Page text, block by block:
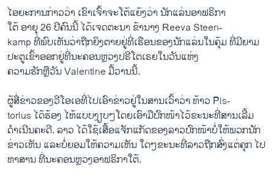
ໄອຍະການກ່າວວ່າ ເຂົາເຈົ້າຈະໂຕ້ແຍ້ງວ່າ ນັກແລ່ນອາຟຣິກາ
ໃຕ້ ອາຍຸ 26 ປີຄົນນີ້ ໄດ້ເຈດຕະນາ ຂ້ານາງ Reeva Steen-
kamp ທີ່ພົບເຫັນວ່າຖືກຍິງຕາຍຢູ່ທີ່ເຮືອນຂອງນັກແລ່ນໃນຄຸ້ມ ທີ່ມີຍາມ
ປະຕູເຂົ້າອອກຢູ່ທີ່ນະຄອນຫຼວງປຣີໂຕເຣຍໃນວັນແຫ່ງ
ຄວາມຮັກຫຼືວັນ Valentine ມື້ວານນີ້.
ຜູ້ສື່ຂ່າວຂອງວີໂອເອທີ່ໄປເອົາຂ່າວຢູ່ໃນສານເວົ້າວ່າ ທ້າວ Pis-
torius ໄດ້ຮ້ອງ ໄຫ້ແບບງຽບໆໂດຍເອົາມືປົກໜ້າໄວ້ຂະນະທີ່ສານເລີ້ມ
ດຳເນີນຄະດີ. ລາວ ໄດ້ໃຊ້ເສື້ອແຈັກແກັດຂອງລາວປົກໜ້າບໍ່ໃຫ້ພວກນັກ
ຂ່າວເຫັນ ແລະບໍ່ຍອມໃຫ້ຄວາມເຫັນ ໃດໆຂະນະທີ່ລາວຖືກສົ່ງແຕ່ຄຸກ ໄປ
ຫາສານ ທີ່ນະຄອນຫຼວງອາຟຣິກາໃຕ້.